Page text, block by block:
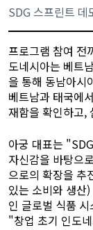
SDG 스프린트
프로그램 참여 전
도네시아는 베트
을 통해 동남아시
베트남과 태국에
재함을 확인하고,
아궁 대표는
자신감을 바탕으
으로의 확장을 추
있는 소비와 생산
인 글로벌 식품
"창업 초기 인도